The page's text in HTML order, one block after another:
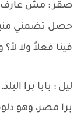
صقر : مش عارف،
حصل تضمني
فينا فعلاً ولا
ليل : بابا برا
برا مصر، وهو